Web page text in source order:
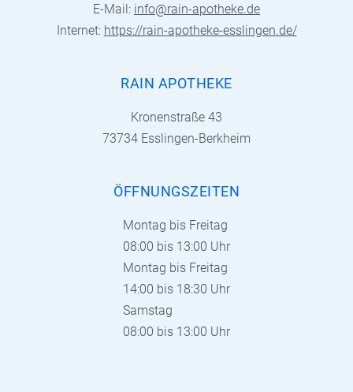
E-Mail: info@rain-apotheke.de
Internet: https://rain-apotheke-esslingen.de/
RAIN APOTHEKE
Kronenstraße 43
73734 Esslingen-Berkheim
ÖFFNUNGSZEITEN
Montag bis Freitag
08:00 bis 13:00 Uhr
Montag bis Freitag
14:00 bis 18:30 Uhr
Samstag
08:00 bis 13:00 Uhr